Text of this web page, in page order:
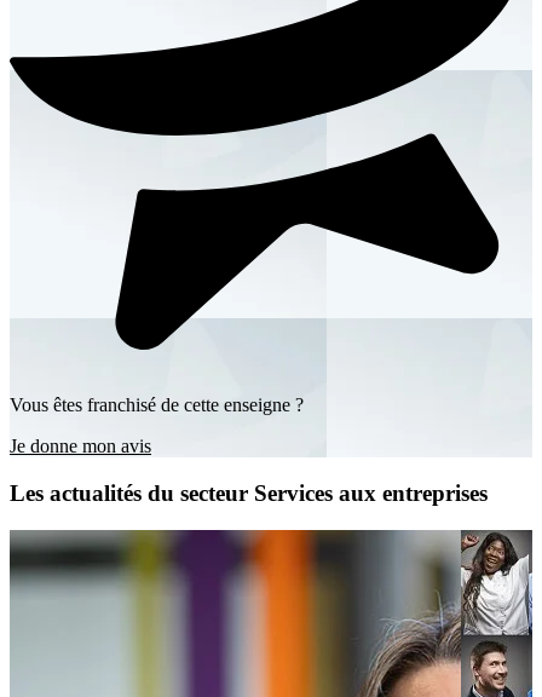
Vous êtes franchisé de cette enseigne ?
Je donne mon avis
Les actualités du secteur Services aux entreprises